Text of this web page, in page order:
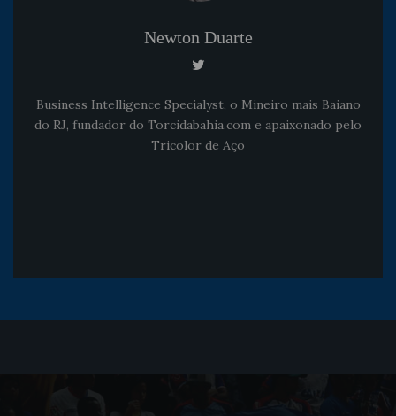
Newton Duarte
Business Intelligence Specialyst, o Mineiro mais Baiano
do RJ, fundador do Torcidabahia.com e apaixonado pelo
Tricolor de Aço